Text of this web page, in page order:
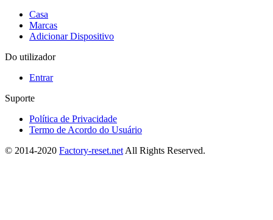
Casa
Marcas
Adicionar Dispositivo
Do utilizador
Entrar
Suporte
Política de Privacidade
Termo de Acordo do Usuário
© 2014-2020 Factory-reset.net All Rights Reserved.